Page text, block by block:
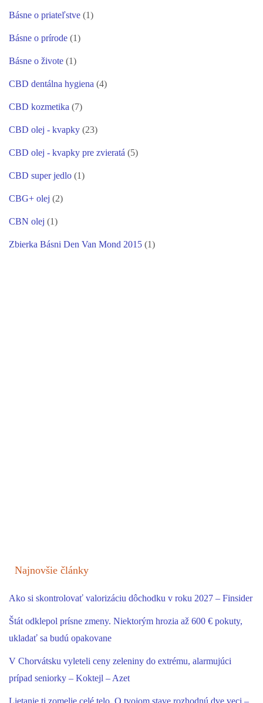
Básne o priateľstve (1)
Básne o prírode (1)
Básne o živote (1)
CBD dentálna hygiena (4)
CBD kozmetika (7)
CBD olej - kvapky (23)
CBD olej - kvapky pre zvieratá (5)
CBD super jedlo (1)
CBG+ olej (2)
CBN olej (1)
Zbierka Básni Den Van Mond 2015 (1)
Najnovšie články
Ako si skontrolovať valorizáciu dôchodku v roku 2027 – Finsider
Štát odklepol prísne zmeny. Niektorým hrozia až 600 € pokuty,
ukladať sa budú opakovane
V Chorvátsku vyleteli ceny zeleniny do extrému, alarmujúci
prípad seniorky – Koktejl – Azet